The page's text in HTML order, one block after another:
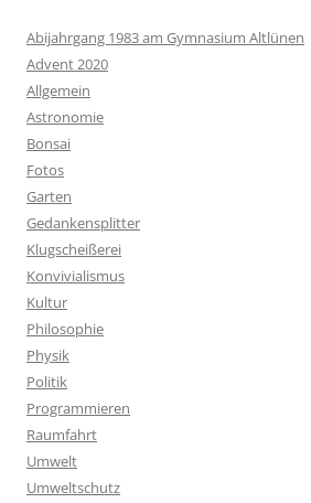
Abijahrgang 1983 am Gymnasium Altlünen
Advent 2020
Allgemein
Astronomie
Bonsai
Fotos
Garten
Gedankensplitter
Klugscheißerei
Konvivialismus
Kultur
Philosophie
Physik
Politik
Programmieren
Raumfahrt
Umwelt
Umweltschutz